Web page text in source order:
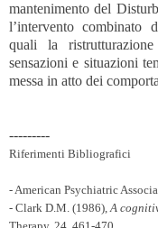
mantenimento del
l’intervento combinato
quali la
sensazioni e situazioni
messa in atto dei
---------
Riferimenti Bibliografici
- American Psychiatric
- Clark D.M. (1986),A